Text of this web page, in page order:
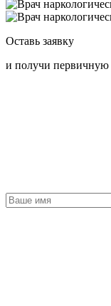
Оставь заявку
и получи первичную